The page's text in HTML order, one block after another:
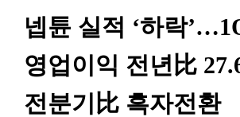
넵튠 실적 ‘하락
영업이익 전년比
전분기比 흑자전환